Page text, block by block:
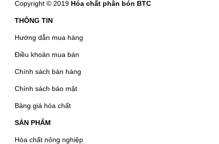
Copyright © 2019 Hóa chất phân bón BTC
THÔNG TIN
Hướng dẫn mua hàng
Điều khoản mua bán
Chính sách bán hàng
Chính sách bảo mật
Bảng giá hóa chất
SẢN PHẨM
Hóa chất nông nghiệp